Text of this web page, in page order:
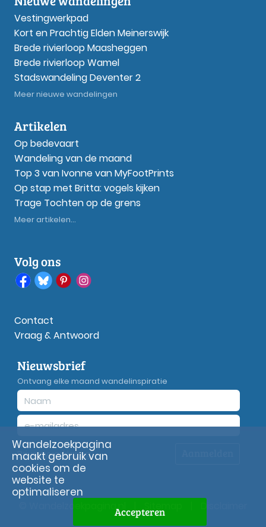
Vestingwerkpad
Kort en Prachtig Elden Meinerswijk
Brede rivierloop Maasheggen
Brede rivierloop Wamel
Stadswandeling Deventer 2
Meer nieuwe wandelingen
Artikelen
Op bedevaart
Wandeling van de maand
Top 3 van Ivonne van MyFootPrints
Op stap met Britta: vogels kijken
Trage Tochten op de grens
Meer artikelen...
Volg ons
Contact
Vraag & Antwoord
Nieuwsbrief
Ontvang elke maand wandelinspiratie
Privacy verklaring
© Wandelzoekpagina.nl
Wandelzoekpagina
maakt gebruik van
cookies om de
website te
optimaliseren
Accepteren